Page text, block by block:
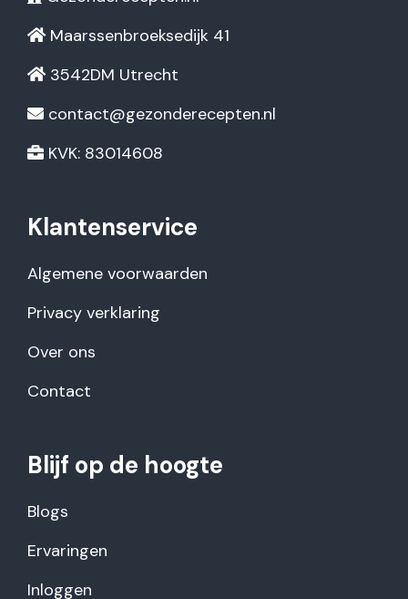
Maarssenbroeksedijk 41
3542DM Utrecht
contact@gezonderecepten.nl
KVK: 83014608
Klantenservice
Algemene voorwaarden
Privacy verklaring
Over ons
Contact
Blijf op de hoogte
Blogs
Ervaringen
Inloggen